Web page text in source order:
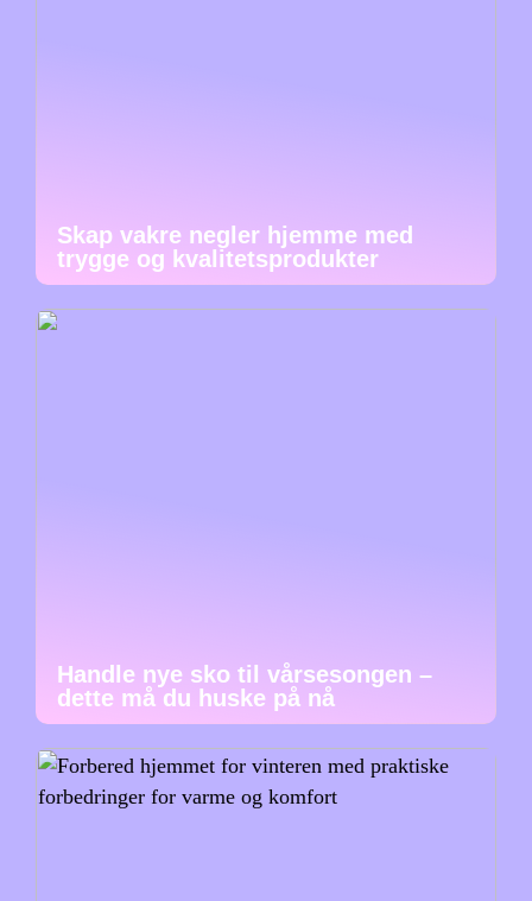
Skap vakre negler hjemme med
trygge og kvalitetsprodukter
Handle nye sko til vårsesongen –
dette må du huske på nå